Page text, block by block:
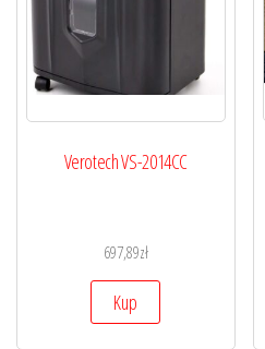
Verotech VS-2014CC
697,89zł
Kup